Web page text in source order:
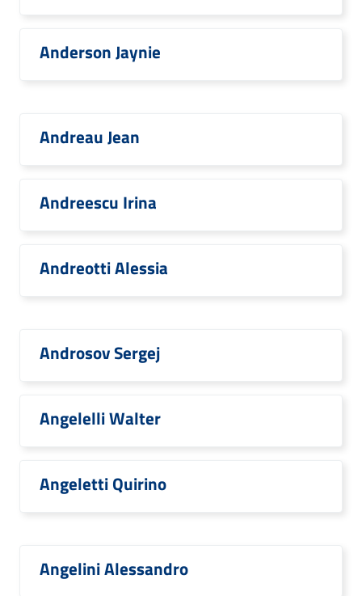
Anderson Jaynie
Andreau Jean
Andreescu Irina
Andreotti Alessia
Androsov Sergej
Angelelli Walter
Angeletti Quirino
Angelini Alessandro